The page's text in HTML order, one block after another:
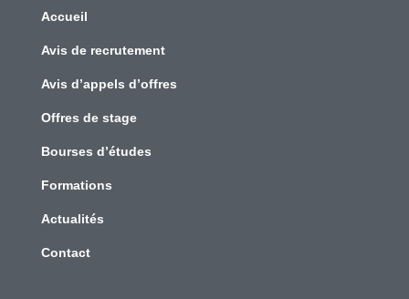
Accueil
Avis de recrutement
Avis d’appels d’offres
Offres de stage
Bourses d’études
Formations
Actualités
Contact